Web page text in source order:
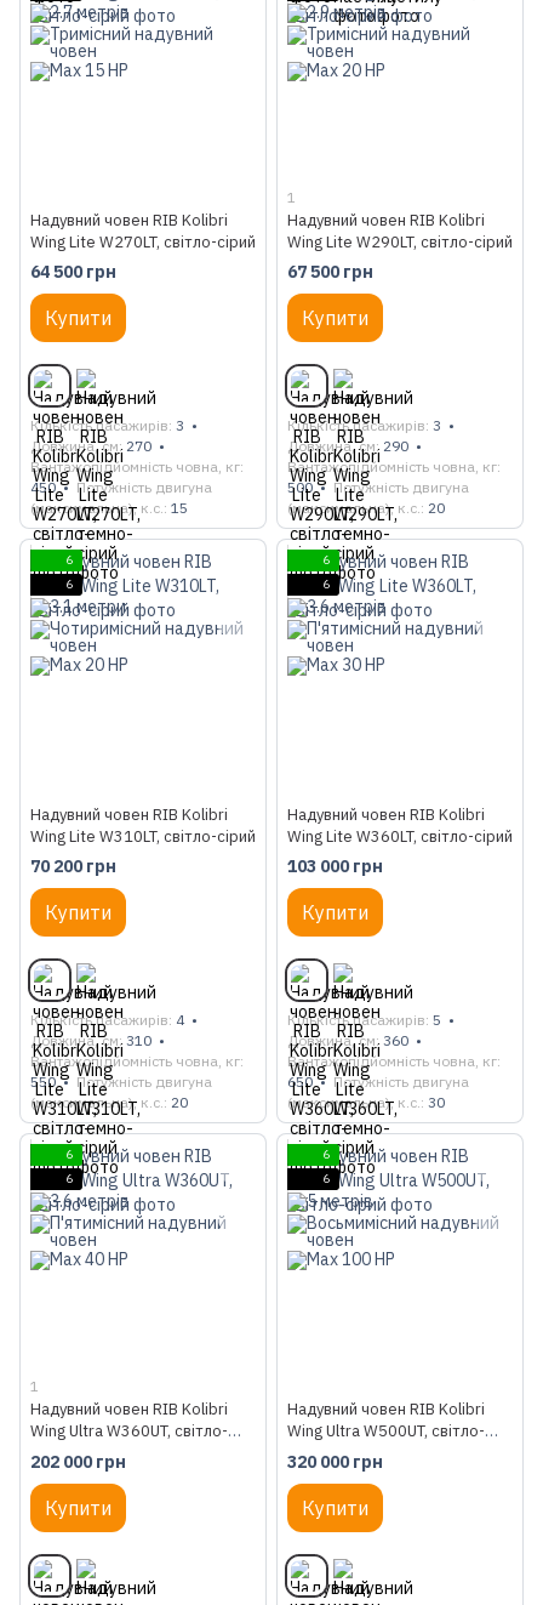
Надувний човен RIB Kolibri
Wing Lite W270LT, світло-сірий
64 500 грн
Купити
Кількість пасажирів 3
Довжина, см 270
Вантажопідйомність човна, кг
450
Потужність двигуна
(максимальна), к.с. 15
1
Надувний човен RIB Kolibri
Wing Lite W290LT, світло-сірий
67 500 грн
Купити
Кількість пасажирів 3
Довжина, см 290
Вантажопідйомність човна, кг
500
Потужність двигуна
(максимальна), к.с. 20
6
6
Надувний човен RIB Kolibri
Wing Lite W310LT, світло-сірий
70 200 грн
Купити
Кількість пасажирів 4
Довжина, см 310
Вантажопідйомність човна, кг
550
Потужність двигуна
(максимальна), к.с. 20
6
6
Надувний човен RIB Kolibri
Wing Lite W360LT, світло-сірий
103 000 грн
Купити
Кількість пасажирів 5
Довжина, см 360
Вантажопідйомність човна, кг
650
Потужність двигуна
(максимальна), к.с. 30
6
6
1
Надувний човен RIB Kolibri
Wing Ultra W360UT, світло-
сірий
202 000 грн
Купити
6
6
Надувний човен RIB Kolibri
Wing Ultra W500UT, світло-
сірий
320 000 грн
Купити